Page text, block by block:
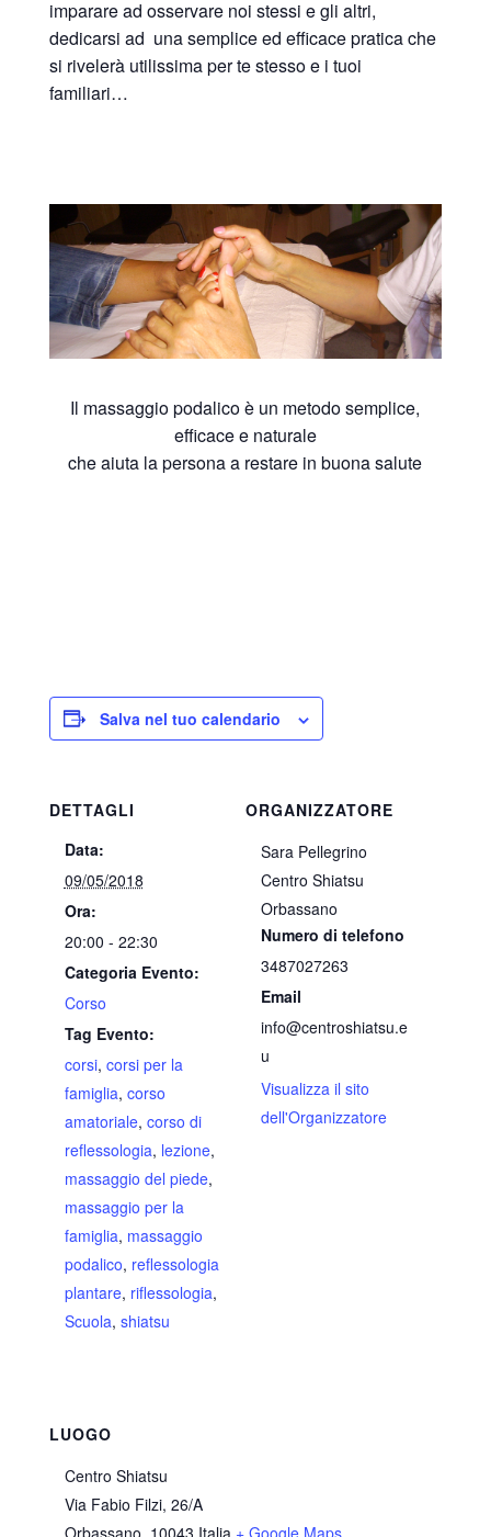
imparare ad osservare noi stessi e gli altri,
dedicarsi ad una semplice ed efficace pratica che
si rivelerà utilissima per te stesso e i tuoi
familiari…
Il massaggio podalico è un metodo semplice,
efficace e naturale
che aiuta la persona a restare in buona salute
Salva nel tuo calendario
DETTAGLI
Data:
09/05/2018
Ora:
20:00 - 22:30
Categoria Evento:
Corso
Tag Evento:
corsi, corsi per la
famiglia, corso
amatoriale, corso di
reflessologia, lezione,
massaggio del piede,
massaggio per la
famiglia, massaggio
podalico, reflessologia
plantare, riflessologia,
Scuola, shiatsu
ORGANIZZATORE
Sara Pellegrino
Centro Shiatsu
Orbassano
Numero di telefono
3487027263
Email
info@centroshiatsu.e
u
Visualizza il sito
dell'Organizzatore
LUOGO
Centro Shiatsu
Via Fabio Filzi, 26/A
Orbassano 10043 Italia + Google Maps